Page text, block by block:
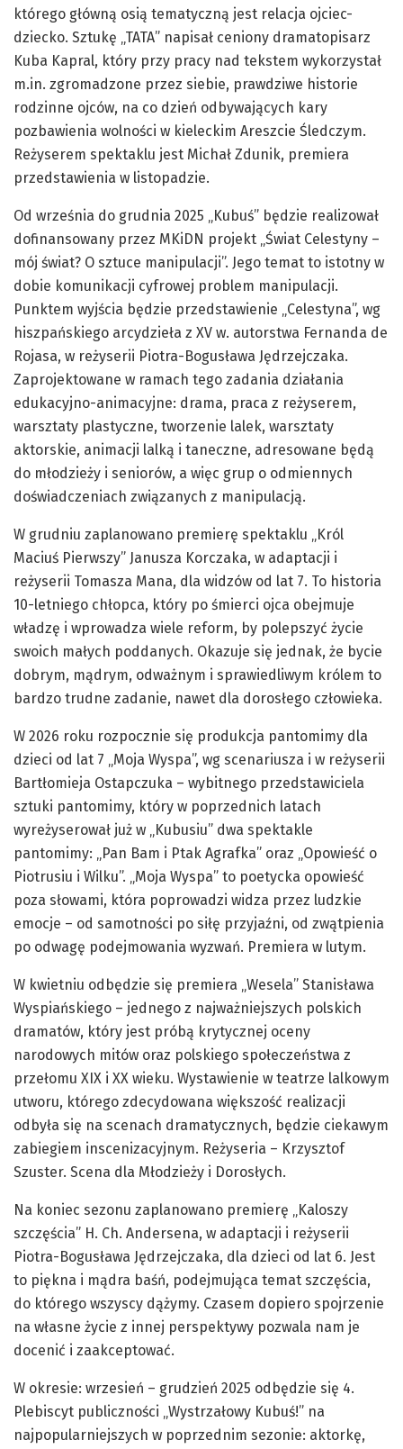
którego główną osią tematyczną jest relacja ojciec-
dziecko. Sztukę „TATA” napisał ceniony dramatopisarz
Kuba Kapral, który przy pracy nad tekstem wykorzystał
m.in. zgromadzone przez siebie, prawdziwe historie
rodzinne ojców, na co dzień odbywających kary
pozbawienia wolności w kieleckim Areszcie Śledczym.
Reżyserem spektaklu jest Michał Zdunik, premiera
przedstawienia w listopadzie.
Od września do grudnia 2025 „Kubuś” będzie realizował
dofinansowany przez MKiDN projekt „Świat Celestyny –
mój świat? O sztuce manipulacji”. Jego temat to istotny w
dobie komunikacji cyfrowej problem manipulacji.
Punktem wyjścia będzie przedstawienie „Celestyna”, wg
hiszpańskiego arcydzieła z XV w. autorstwa Fernanda de
Rojasa, w reżyserii Piotra-Bogusława Jędrzejczaka.
Zaprojektowane w ramach tego zadania działania
edukacyjno-animacyjne: drama, praca z reżyserem,
warsztaty plastyczne, tworzenie lalek, warsztaty
aktorskie, animacji lalką i taneczne, adresowane będą
do młodzieży i seniorów, a więc grup o odmiennych
doświadczeniach związanych z manipulacją.
W grudniu zaplanowano premierę spektaklu „Król
Maciuś Pierwszy” Janusza Korczaka, w adaptacji i
reżyserii Tomasza Mana, dla widzów od lat 7. To historia
10-letniego chłopca, który po śmierci ojca obejmuje
władzę i wprowadza wiele reform, by polepszyć życie
swoich małych poddanych. Okazuje się jednak, że bycie
dobrym, mądrym, odważnym i sprawiedliwym królem to
bardzo trudne zadanie, nawet dla dorosłego człowieka.
W 2026 roku rozpocznie się produkcja pantomimy dla
dzieci od lat 7 „Moja Wyspa”, wg scenariusza i w reżyserii
Bartłomieja Ostapczuka – wybitnego przedstawiciela
sztuki pantomimy, który w poprzednich latach
wyreżyserował już w „Kubusiu” dwa spektakle
pantomimy: „Pan Bam i Ptak Agrafka” oraz „Opowieść o
Piotrusiu i Wilku”. „Moja Wyspa” to poetycka opowieść
poza słowami, która poprowadzi widza przez ludzkie
emocje – od samotności po siłę przyjaźni, od zwątpienia
po odwagę podejmowania wyzwań. Premiera w lutym.
W kwietniu odbędzie się premiera „Wesela” Stanisława
Wyspiańskiego – jednego z najważniejszych polskich
dramatów, który jest próbą krytycznej oceny
narodowych mitów oraz polskiego społeczeństwa z
przełomu XIX i XX wieku. Wystawienie w teatrze lalkowym
utworu, którego zdecydowana większość realizacji
odbyła się na scenach dramatycznych, będzie ciekawym
zabiegiem inscenizacyjnym. Reżyseria – Krzysztof
Szuster. Scena dla Młodzieży i Dorosłych.
Na koniec sezonu zaplanowano premierę „Kaloszy
szczęścia” H. Ch. Andersena, w adaptacji i reżyserii
Piotra-Bogusława Jędrzejczaka, dla dzieci od lat 6. Jest
to piękna i mądra baśń, podejmująca temat szczęścia,
do którego wszyscy dążymy. Czasem dopiero spojrzenie
na własne życie z innej perspektywy pozwala nam je
docenić i zaakceptować.
W okresie: wrzesień – grudzień 2025 odbędzie się 4.
Plebiscyt publiczności „Wystrzałowy Kubuś!” na
najpopularniejszych w poprzednim sezonie: aktorkę,